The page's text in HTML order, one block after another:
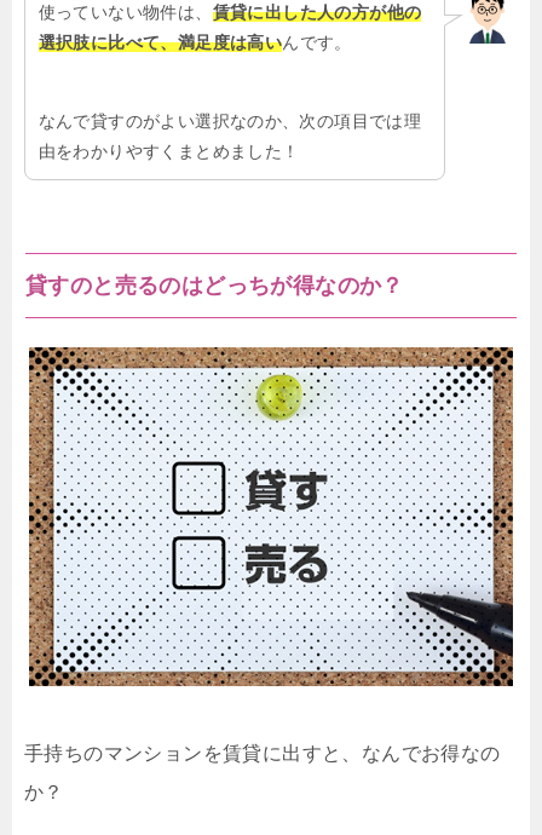
使っていない物件は、 賃貸に出した人の方が他の
選択肢に比べて、満足度は高いんです。
なんで貸すのがよい選択なのか、次の項目では理
由をわかりやすくまとめました！
貸すのと売るのはどっちが得なのか？
手持ちのマンションを賃貸に出すと、なんでお得なの
か？